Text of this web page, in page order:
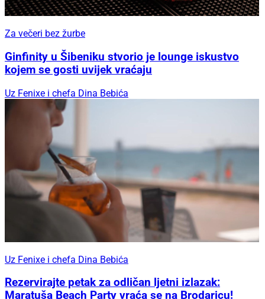
Za večeri bez žurbe
Ginfinity u Šibeniku stvorio je lounge iskustvo
kojem se gosti uvijek vraćaju
Uz Fenixe i chefa Dina Bebića
Uz Fenixe i chefa Dina Bebića
Rezervirajte petak za odličan ljetni izlazak:
Maratuša Beach Party vraća se na Brodaricu!